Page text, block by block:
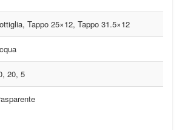
Tappo 25×12, Tappo 31.5×12
20, 5